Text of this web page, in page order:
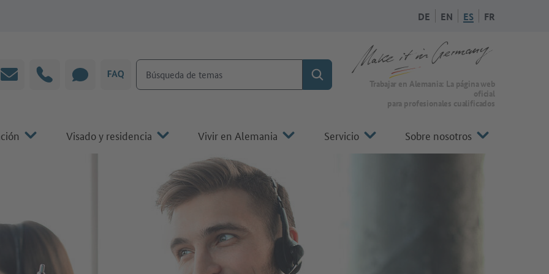
DE EN ES FR
Correo electrónico
Línea directa
CHAT P&F
Búsqueda de temas
Búsqueda A la página de inicio de Make it in Germany
Trabajar en Alemania: La página web
oficial
para profesionales cualificados
Visado y residencia Vivir en Alemania Servicio Sobre nosotros